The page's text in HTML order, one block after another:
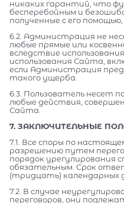
никаких гарантий, что
бесперебойным и
полученные с его
6.2. Администрация не
любые прямые или
вследствие
использования Сайта,
если Администрация
такого ущерба.
6.3. Пользователь несет
любые действия,
Сайта.
7. ЗАКЛЮЧИТЕЛЬНЫЕ
7.1. Все споры по
разрешению путем
порядок урегулирования
обязательным. Срок
(тридцать) календарных
7.2. В случае
переговоров, они